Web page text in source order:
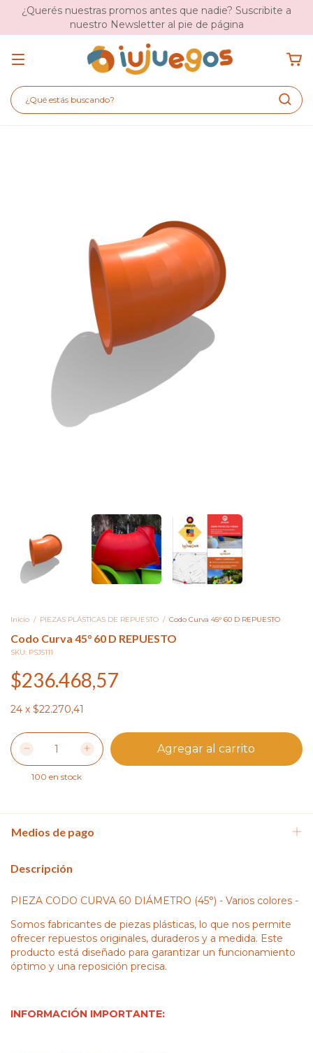
¿Querés nuestras promos antes que nadie? Suscribite a
nuestro Newsletter al pie de página
Inicio / PIEZAS PLÁSTICAS DE REPUESTO / Codo Curva 45° 60 D REPUESTO
Codo Curva 45° 60 D REPUESTO
SKU: PSJ5111
$236.468,57
24 x $22.270,41
100 en stock
Medios de pago
Descripción
PIEZA CODO CURVA 60 DIÁMETRO (45°) - Varios colores -
Somos fabricantes de piezas plásticas, lo que nos permite
ofrecer repuestos originales, duraderos y a medida. Este
producto está diseñado para garantizar un funcionamiento
óptimo y una reposición precisa.
INFORMACIÓN IMPORTANTE: